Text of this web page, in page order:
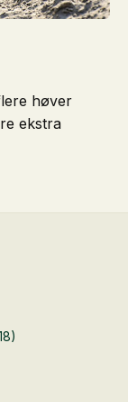
høver
ekstra